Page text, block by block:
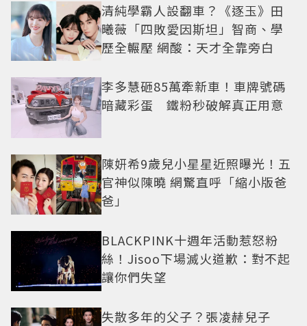
清純學霸人設翻車？《逐玉》田
曦薇「四敗愛因斯坦」智商、學
歷全輾壓 網酸：天才全靠旁白
李多慧砸85萬牽新車！車牌號碼
暗藏彩蛋 鐵粉秒破解真正用意
陳妍希9歲兒小星星近照曝光！五
官神似陳曉 網驚直呼「縮小版爸
爸」
BLACKPINK十週年活動惹怒粉
絲！Jisoo下場滅火道歉：對不起
讓你們失望
失散多年的父子？張凌赫兒子